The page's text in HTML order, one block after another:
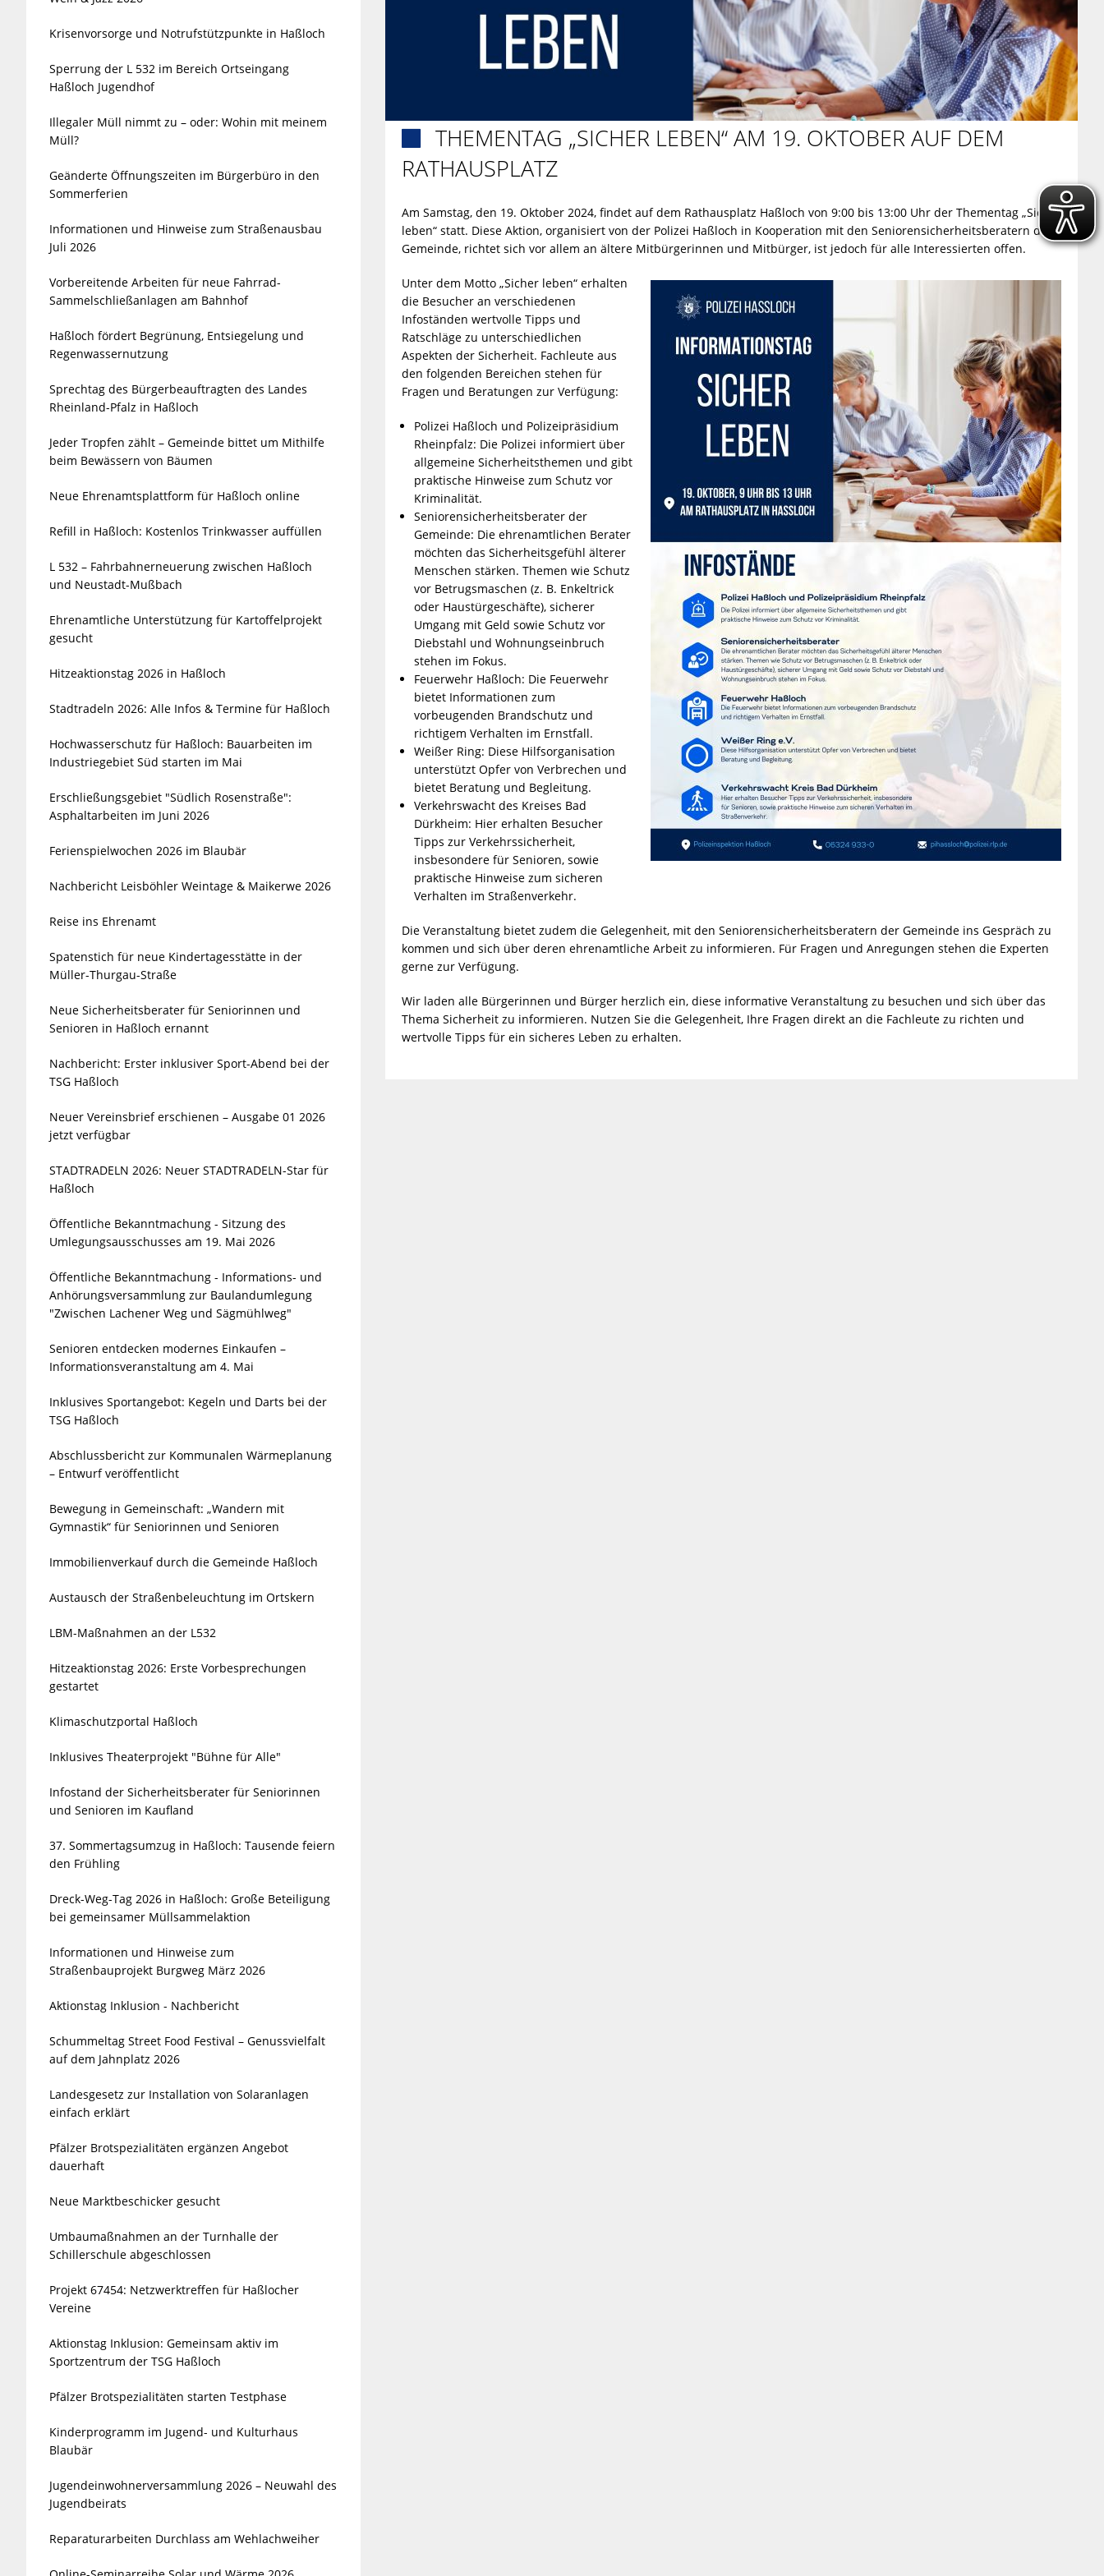
THEMENTAG „SICHER LEBEN“ AM 19. OKTOBER AUF DEM
RATHAUSPLATZ
Am Samstag, den 19. Oktober 2024, findet auf dem Rathausplatz Haßloch von 9:00 bis 13:00 Uhr der Thementag „Sicher
leben“ statt. Diese Aktion, organisiert von der Polizei Haßloch in Kooperation mit den Seniorensicherheitsberatern der
Gemeinde, richtet sich vor allem an ältere Mitbürgerinnen und Mitbürger, ist jedoch für alle Interessierten offen.
Unter dem Motto „Sicher leben“ erhalten
die Besucher an verschiedenen
Infoständen wertvolle Tipps und
Ratschläge zu unterschiedlichen
Aspekten der Sicherheit. Fachleute aus
den folgenden Bereichen stehen für
Fragen und Beratungen zur Verfügung:
Polizei Haßloch und Polizeipräsidium
Rheinpfalz: Die Polizei informiert über
allgemeine Sicherheitsthemen und gibt
praktische Hinweise zum Schutz vor
Kriminalität.
Seniorensicherheitsberater der
Gemeinde: Die ehrenamtlichen Berater
möchten das Sicherheitsgefühl älterer
Menschen stärken. Themen wie Schutz
vor Betrugsmaschen (z. B. Enkeltrick
oder Haustürgeschäfte), sicherer
Umgang mit Geld sowie Schutz vor
Diebstahl und Wohnungseinbruch
stehen im Fokus.
Feuerwehr Haßloch: Die Feuerwehr
bietet Informationen zum
vorbeugenden Brandschutz und
richtigem Verhalten im Ernstfall.
Weißer Ring: Diese Hilfsorganisation
unterstützt Opfer von Verbrechen und
bietet Beratung und Begleitung.
Verkehrswacht des Kreises Bad
Dürkheim: Hier erhalten Besucher
Tipps zur Verkehrssicherheit,
insbesondere für Senioren, sowie
praktische Hinweise zum sicheren
Verhalten im Straßenverkehr.
Die Veranstaltung bietet zudem die Gelegenheit, mit den Seniorensicherheitsberatern der Gemeinde ins Gespräch zu
kommen und sich über deren ehrenamtliche Arbeit zu informieren. Für Fragen und Anregungen stehen die Experten
gerne zur Verfügung.
Wir laden alle Bürgerinnen und Bürger herzlich ein, diese informative Veranstaltung zu besuchen und sich über das
Thema Sicherheit zu informieren. Nutzen Sie die Gelegenheit, Ihre Fragen direkt an die Fachleute zu richten und
wertvolle Tipps für ein sicheres Leben zu erhalten.
Krisenvorsorge und Notrufstützpunkte in Haßloch
Sperrung der L 532 im Bereich Ortseingang
Haßloch Jugendhof
Illegaler Müll nimmt zu – oder: Wohin mit meinem
Müll?
Geänderte Öffnungszeiten im Bürgerbüro in den
Sommerferien
Informationen und Hinweise zum Straßenausbau
Juli 2026
Vorbereitende Arbeiten für neue Fahrrad-
Sammelschließanlagen am Bahnhof
Haßloch fördert Begrünung, Entsiegelung und
Regenwassernutzung
Sprechtag des Bürgerbeauftragten des Landes
Rheinland-Pfalz in Haßloch
Jeder Tropfen zählt – Gemeinde bittet um Mithilfe
beim Bewässern von Bäumen
Neue Ehrenamtsplattform für Haßloch online
Refill in Haßloch: Kostenlos Trinkwasser auffüllen
L 532 – Fahrbahnerneuerung zwischen Haßloch
und Neustadt-Mußbach
Ehrenamtliche Unterstützung für Kartoffelprojekt
gesucht
Hitzeaktionstag 2026 in Haßloch
Stadtradeln 2026: Alle Infos & Termine für Haßloch
Hochwasserschutz für Haßloch: Bauarbeiten im
Industriegebiet Süd starten im Mai
Erschließungsgebiet "Südlich Rosenstraße":
Asphaltarbeiten im Juni 2026
Ferienspielwochen 2026 im Blaubär
Nachbericht Leisböhler Weintage & Maikerwe 2026
Reise ins Ehrenamt
Spatenstich für neue Kindertagesstätte in der
Müller-Thurgau-Straße
Neue Sicherheitsberater für Seniorinnen und
Senioren in Haßloch ernannt
Nachbericht: Erster inklusiver Sport-Abend bei der
TSG Haßloch
Neuer Vereinsbrief erschienen – Ausgabe 01 2026
jetzt verfügbar
STADTRADELN 2026: Neuer STADTRADELN-Star für
Haßloch
Öffentliche Bekanntmachung - Sitzung des
Umlegungsausschusses am 19. Mai 2026
Öffentliche Bekanntmachung - Informations- und
Anhörungsversammlung zur Baulandumlegung
"Zwischen Lachener Weg und Sägmühlweg"
Senioren entdecken modernes Einkaufen –
Informationsveranstaltung am 4. Mai
Inklusives Sportangebot: Kegeln und Darts bei der
TSG Haßloch
Abschlussbericht zur Kommunalen Wärmeplanung
– Entwurf veröffentlicht
Bewegung in Gemeinschaft: „Wandern mit
Gymnastik“ für Seniorinnen und Senioren
Immobilienverkauf durch die Gemeinde Haßloch
Austausch der Straßenbeleuchtung im Ortskern
LBM-Maßnahmen an der L532
Hitzeaktionstag 2026: Erste Vorbesprechungen
gestartet
Klimaschutzportal Haßloch
Inklusives Theaterprojekt "Bühne für Alle"
Infostand der Sicherheitsberater für Seniorinnen
und Senioren im Kaufland
37. Sommertagsumzug in Haßloch: Tausende feiern
den Frühling
Dreck-Weg-Tag 2026 in Haßloch: Große Beteiligung
bei gemeinsamer Müllsammelaktion
Informationen und Hinweise zum
Straßenbauprojekt Burgweg März 2026
Aktionstag Inklusion - Nachbericht
Schummeltag Street Food Festival – Genussvielfalt
auf dem Jahnplatz 2026
Landesgesetz zur Installation von Solaranlagen
einfach erklärt
Pfälzer Brotspezialitäten ergänzen Angebot
dauerhaft
Neue Marktbeschicker gesucht
Umbaumaßnahmen an der Turnhalle der
Schillerschule abgeschlossen
Projekt 67454: Netzwerktreffen für Haßlocher
Vereine
Aktionstag Inklusion: Gemeinsam aktiv im
Sportzentrum der TSG Haßloch
Pfälzer Brotspezialitäten starten Testphase
Kinderprogramm im Jugend- und Kulturhaus
Blaubär
Jugendeinwohnerversammlung 2026 – Neuwahl des
Jugendbeirats
Reparaturarbeiten Durchlass am Wehlachweiher